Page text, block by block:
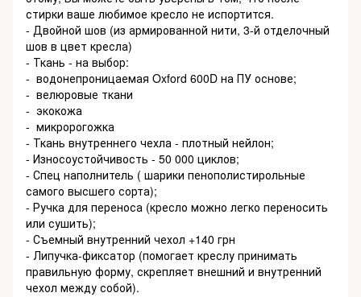
стирки ваше любимое кресло не испортится.
- Двойной шов (из армированной нити, 3-й отделочный
шов в цвет кресла)
- Ткань - на выбор:
- водонепроницаемая Oxford 600D на ПУ основе;
- велюровые ткани
- экокожа
- микророгожка
- Ткань внутреннего чехла - плотный нейлон;
- Износоустойчивость - 50 000 циклов;
- Спец наполнитель ( шарики пенополистирольные
самого высшего сорта);
- Ручка для переноса (кресло можно легко переносить
или сушить);
- Съемный внутренний чехол +140 грн
- Липучка-фиксатор (помогает креслу принимать
правильную форму, скрепляет внешний и внутренний
чехол между собой).